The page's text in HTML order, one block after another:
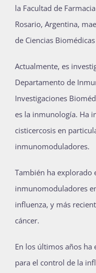
la Facultad de
Rosario, Argentina,
de Ciencias
Actualmente, es
Departamento de
Investigaciones
es la inmunología. Ha
cisticercosis en
inmunomoduladores.
También ha explorado
inmunomoduladores
influenza, y más
cáncer.
En los últimos años ha
para el control de la